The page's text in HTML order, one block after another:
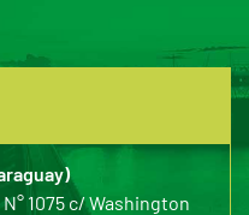
1075 c/ Washington